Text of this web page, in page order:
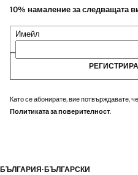
10% намаление за следващата
Имейл
Като се абонирате, вие потвърждавате,
Политиката за поверителност.
БЪЛГАРИЯ·БЪЛГАРСКИ